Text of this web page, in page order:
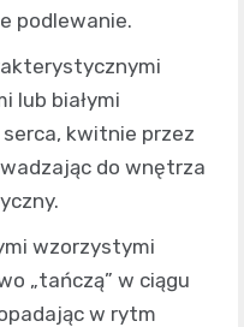
podlewanie.
lub białymi
kwitnie przez
do wnętrza
wzorzystymi
„tańczą” w ciągu
w rytm